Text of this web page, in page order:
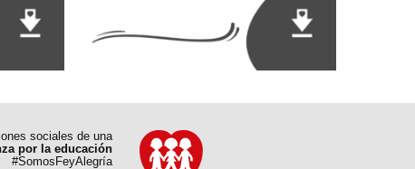
sociales de una
por la educación
#SomosFeyAlegría